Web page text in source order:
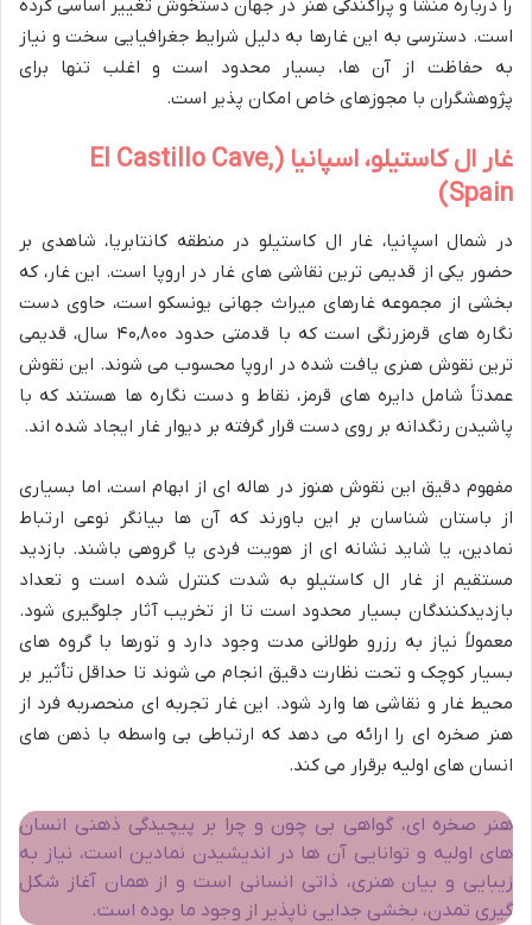
را درباره منشأ و پراکندگی هنر در جهان دستخوش تغییر اساسی کرده
است. دسترسی به این غارها به دلیل شرایط جغرافیایی سخت و نیاز
به حفاظت از آن ها، بسیار محدود است و اغلب تنها برای
پژوهشگران با مجوزهای خاص امکان پذیر است.
غار ال کاستیلو، اسپانیا (El Castillo Cave,
Spain)
در شمال اسپانیا، غار ال کاستیلو در منطقه کانتابریا، شاهدی بر
حضور یکی از قدیمی ترین نقاشی های غار در اروپا است. این غار، که
بخشی از مجموعه غارهای میراث جهانی یونسکو است، حاوی دست
نگاره های قرمزرنگی است که با قدمتی حدود ۴۰,۸۰۰ سال، قدیمی
ترین نقوش هنری یافت شده در اروپا محسوب می شوند. این نقوش
عمدتاً شامل دایره های قرمز، نقاط و دست نگاره ها هستند که با
پاشیدن رنگدانه بر روی دست قرار گرفته بر دیوار غار ایجاد شده اند.
مفهوم دقیق این نقوش هنوز در هاله ای از ابهام است، اما بسیاری
از باستان شناسان بر این باورند که آن ها بیانگر نوعی ارتباط
نمادین، یا شاید نشانه ای از هویت فردی یا گروهی باشند. بازدید
مستقیم از غار ال کاستیلو به شدت کنترل شده است و تعداد
بازدیدکنندگان بسیار محدود است تا از تخریب آثار جلوگیری شود.
معمولاً نیاز به رزرو طولانی مدت وجود دارد و تورها با گروه های
بسیار کوچک و تحت نظارت دقیق انجام می شوند تا حداقل تأثیر بر
محیط غار و نقاشی ها وارد شود. این غار تجربه ای منحصربه فرد از
هنر صخره ای را ارائه می دهد که ارتباطی بی واسطه با ذهن های
انسان های اولیه برقرار می کند.
هنر صخره ای، گواهی بی چون و چرا بر پیچیدگی ذهنی انسان
های اولیه و توانایی آن ها در اندیشیدن نمادین است، نیاز به
زیبایی و بیان هنری، ذاتی انسانی است و از همان آغاز شکل
گیری تمدن، بخشی جدایی ناپذیر از وجود ما بوده است.